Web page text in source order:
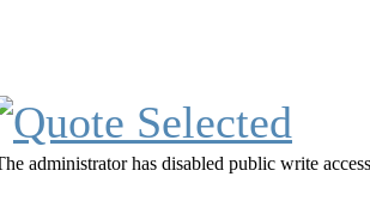
administrator has disabled public write